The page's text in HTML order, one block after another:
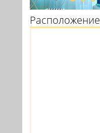
Расположение